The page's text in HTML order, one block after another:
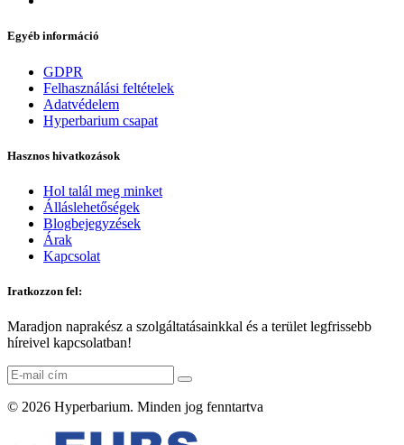
Egyéb információ
GDPR
Felhasználási feltételek
Adatvédelem
Hyperbarium csapat
Hasznos hivatkozások
Hol talál meg minket
Álláslehetőségek
Blogbejegyzések
Árak
Kapcsolat
Iratkozzon fel:
Maradjon naprakész a szolgáltatásainkkal és a terület legfrissebb
híreivel kapcsolatban!
© 2026 Hyperbarium. Minden jog fenntartva